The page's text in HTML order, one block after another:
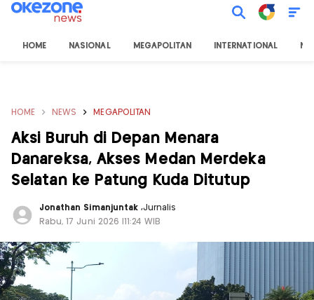
HOME NASIONAL MEGAPOLITAN INTERNATIONAL
HOME NEWS MEGAPOLITAN
Aksi Buruh di Depan Menara
Danareksa, Akses Medan Merdeka
Selatan ke Patung Kuda Ditutup
Jonathan Simanjuntak,Jurnalis
Rabu, 17 Juni 2026 |11:24 WIB